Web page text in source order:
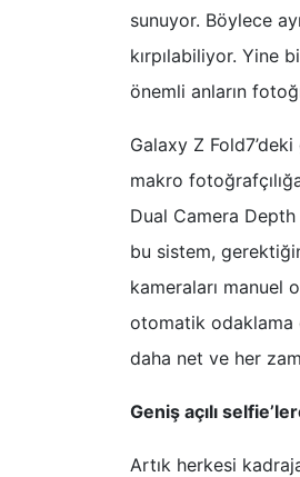
sunuyor. Böylece
kırpılabiliyor. Yine
önemli anların
Galaxy Z
makro
Dual Camera Depth
bu sistem,
kameraları manuel
otomatik odaklama
daha net ve her
Geniş açılı
Artık herkesi